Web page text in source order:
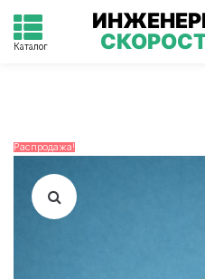
Каталог
Распродажа!